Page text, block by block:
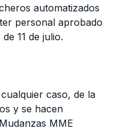
automatizados
personal aprobado
11 de julio.
caso, de la
y se hacen
MME